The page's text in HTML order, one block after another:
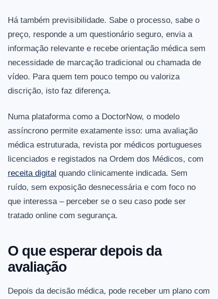
Há também previsibilidade. Sabe o processo, sabe o
preço, responde a um questionário seguro, envia a
informação relevante e recebe orientação médica sem
necessidade de marcação tradicional ou chamada de
vídeo. Para quem tem pouco tempo ou valoriza
discrição, isto faz diferença.
Numa plataforma como a DoctorNow, o modelo
assíncrono permite exatamente isso: uma avaliação
médica estruturada, revista por médicos portugueses
licenciados e registados na Ordem dos Médicos, com
receita digital quando clinicamente indicada. Sem
ruído, sem exposição desnecessária e com foco no
que interessa – perceber se o seu caso pode ser
tratado online com segurança.
O que esperar depois da
avaliação
Depois da decisão médica, pode receber um plano com